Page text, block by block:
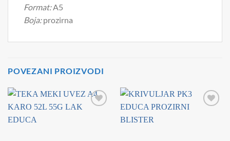
Format:A5
Boja:prozirna
POVEZANI PROIZVODI